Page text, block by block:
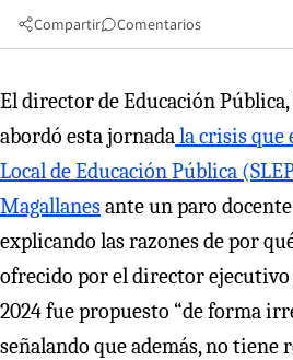
Compartir Comentarios
El director de Educación Pública,
abordó esta jornadala crisis que
Local de Educación Pública
Magallanesante un paro
explicando las razones de por
ofrecido por el director ejecutivo
2024 fue propuesto “de forma
señalando que además, no tiene